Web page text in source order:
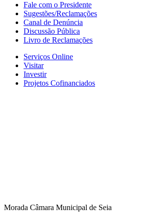
Fale com o Presidente
Sugestões/Reclamações
Canal de Denúncia
Discussão Pública
Livro de Reclamações
Serviços Online
Visitar
Investir
Projetos Cofinanciados
Morada Câmara Municipal de Seia